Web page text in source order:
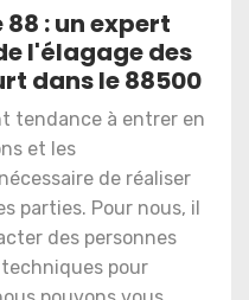
88 : un expert
l'élagage des
dans le 88500
tendance à entrer en
et les
de réaliser
parties. Pour nous, il
des personnes
pour